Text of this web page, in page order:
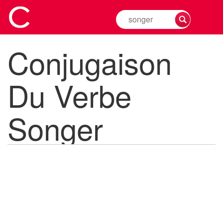
Rechercher
la
d'un
verbe
Conjugaison
Du Verbe
Songer